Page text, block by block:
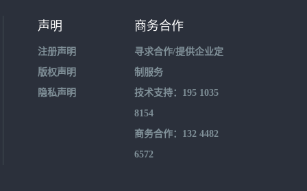
声明
注册声明
版权声明
隐私声明
商务合作
寻求合作/提供企业定
制服务
技术支持：195 1035
8154
商务合作：132 4482
6572